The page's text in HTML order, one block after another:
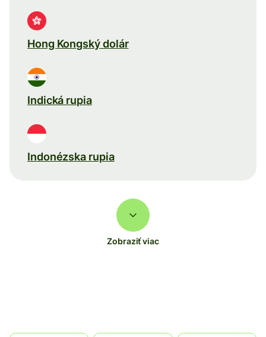
Hong Kongský dolár
Indická rupia
Indonézska rupia
Zobraziť viac